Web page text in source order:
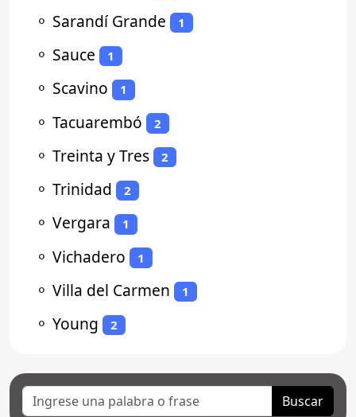
⚬ Sarandí Grande 1
⚬ Sauce 1
⚬ Scavino 1
⚬ Tacuarembó 2
⚬ Treinta y Tres 2
⚬ Trinidad 2
⚬ Vergara 1
⚬ Vichadero 1
⚬ Villa del Carmen 1
⚬ Young 2
Buscar